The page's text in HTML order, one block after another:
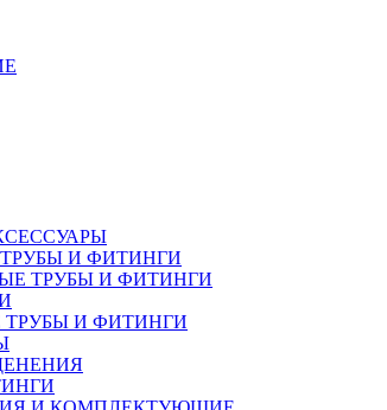
И ФИТИНГИ
ТРУБЫ И ФИТИНГИ
И ФИТИНГИ